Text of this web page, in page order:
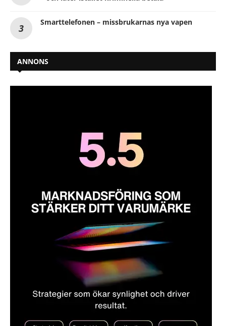
Smarttelefonen – missbrukarnas nya vapen
ANNONS